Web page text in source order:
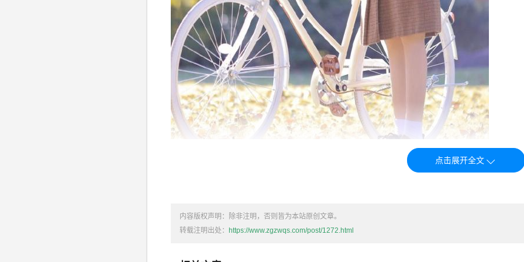
（基础调色）主要涉及曝光、对比度、饱和度等基础调整，旨在改善视频的
下面是如何在手机上进行一级和二级调色的详细步骤：
内容版权声明：除非注明，否则皆为本站原创文章。
转载注明出处：
https://www.zgzwqs.com/post/1272.html